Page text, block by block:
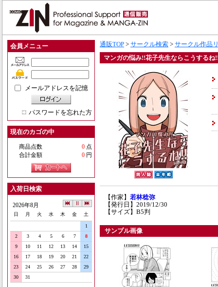
会員メニュー
メールアドレスを記憶
パスワードを忘れた方
現在のカゴの中
商品点数 0 点
合計金額
0 円
入荷日検索
2026年8月
日 月 火 水 木 金 土
1
2
3 4 5 6 7
8
9
10 11 12 13 14
15
16
17 18 19 20 21
22
23
24 25 26 27 28
29
30
31
通販TOP > サークル検索 > サークル作品
マンガの悩み!!花子先生ならこうする
【作家】 若林稔弥
【発行日】2019/12/30
【サイズ】B5判
サンプル画像